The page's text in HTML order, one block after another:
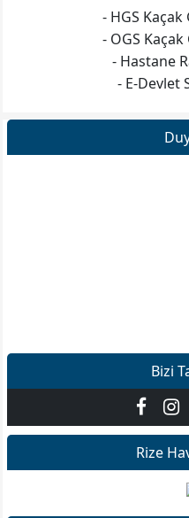
Bizi
Rize
- HGS
- OGS
- Hastane
- E-Devlet